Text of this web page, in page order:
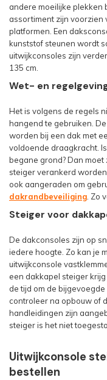
andere moeilijke plekken
assortiment zijn voorzien
platformen. Een
kunststof steunen wordt
uitwijkconsoles zijn
135 cm.
Wet- en
Het is volgens de regels
hangend te gebruiken.
worden bij een dak met
voldoende draagkracht.
begane grond? Dan
steiger verankerd
ook aangeraden om
dakrandbeveiliging . Zo
Steiger voor
De dakconsoles zijn op
iedere hoogte. Zo kan je
uitwijkconsole
een dakkapel steiger
de tijd om de
controleer na opbouw of
handleidingen zijn
steiger is het niet
Uitwijkconsole
bestellen